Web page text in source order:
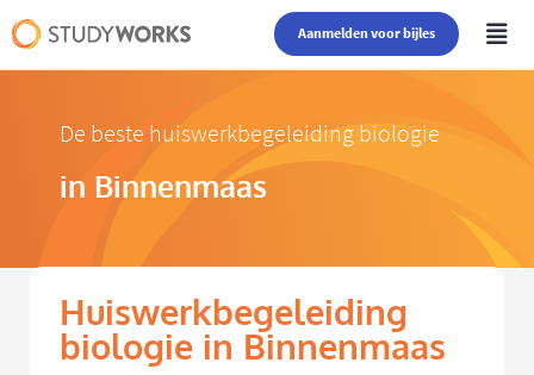
Aanmelden voor bijles
De beste huiswerkbegeleiding biologie
in Binnenmaas
Huiswerkbegeleiding
biologie in Binnenmaas